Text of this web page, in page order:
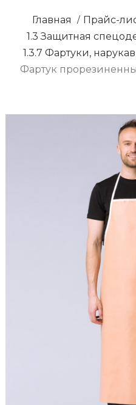
Главная / Прайс-
1.3 Защитная
1.3.7 Фартуки,
Фартук